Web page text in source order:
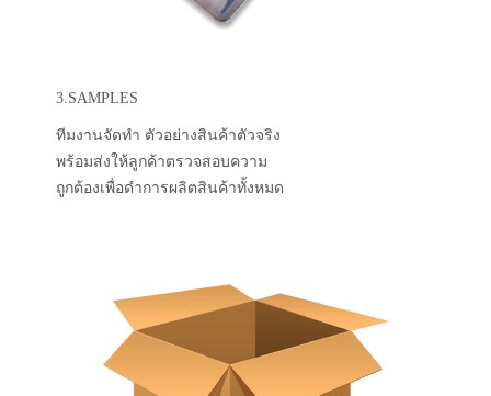
3.SAMPLES
ทีมงานจัดทำ ตัวอย่างสินค้าตัวจริง
พร้อมส่งให้ลูกค้าตรวจสอบความ
ถูกต้องเพื่อดำการผลิตสินค้าทั้งหมด